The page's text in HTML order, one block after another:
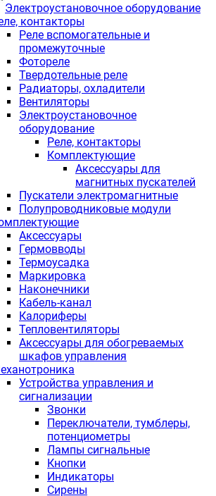
Электроустановочное оборудование
контакторы
Реле вспомогательные и
промежуточные
Фотореле
Твердотельные реле
Радиаторы, охладители
Вентиляторы
Электроустановочное
оборудование
Реле, контакторы
Комплектующие
Аксессуары для
магнитных пускателей
Пускатели электромагнитные
Полупроводниковые модули
Аксессуары
Гермовводы
Термоусадка
Маркировка
Наконечники
Кабель-канал
Калориферы
Тепловентиляторы
Аксессуары для обогреваемых
шкафов управления
Устройства управления и
сигнализации
Звонки
Переключатели, тумблеры,
потенциометры
Лампы сигнальные
Кнопки
Индикаторы
Сирены